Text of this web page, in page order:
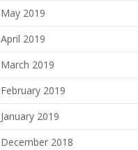
May 2019
April 2019
March 2019
February 2019
January 2019
December 2018